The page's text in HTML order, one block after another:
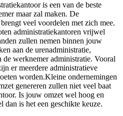
is een van de beste
maar zal maken. De
veel voordelen met zich mee.
administratiekantoren vrijwel
zullen nemen binnen jouw
aan de urenadministratie,
werknemer administratie. Vooral
er meerdere administratieve
worden.Kleine ondernemingen
genereren zullen niet veel baat
Is jouw omzet wel hoog en
dan is het een geschikte keuze.